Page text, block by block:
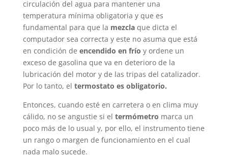
circulación del agua para mantener una
temperatura mínima obligatoria y que es
fundamental para que la mezcla que dicta el
computador sea correcta y este no asuma que está
en condición de encendido en frío y ordene un
exceso de gasolina que va en deterioro de la
lubricación del motor y de las tripas del catalizador.
Por lo tanto, el termostato es obligatorio.
Entonces, cuando esté en carretera o en clima muy
cálido, no se angustie si el termómetro marca un
poco más de lo usual y, por ello, el instrumento tiene
un rango o margen de funcionamiento en el cual
nada malo sucede.